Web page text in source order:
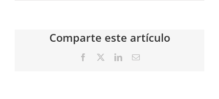
Comparte este artículo
Facebook LinkedInCorreo